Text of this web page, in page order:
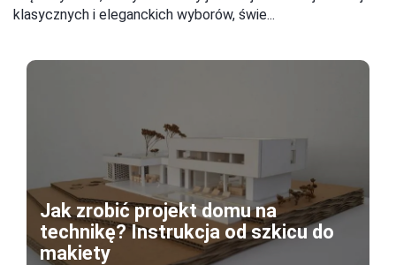
klasycznych i eleganckich wyborów, świe...
Jak zrobić projekt domu na
technikę? Instrukcja od szkicu do
makiety